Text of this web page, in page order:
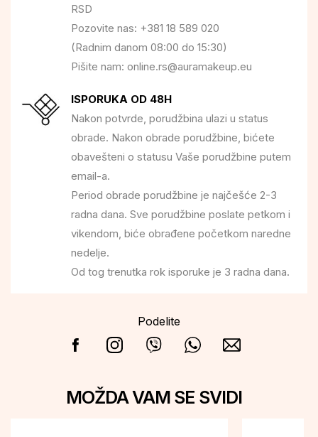
RSD
Pozovite nas: +381 18 589 020
(Radnim danom 08:00 do 15:30)
Pišite nam: online.rs@auramakeup.eu
ISPORUKA OD 48H
Nakon potvrde, porudžbina ulazi u status
obrade. Nakon obrade porudžbine, bićete
obavešteni o statusu Vaše porudžbine putem
email-a.
Period obrade porudžbine je najčešće 2-3
radna dana. Sve porudžbine poslate petkom i
vikendom, biće obrađene početkom naredne
nedelje.
Od tog trenutka rok isporuke je 3 radna dana.
Podelite
MOŽDA VAM SE SVIDI